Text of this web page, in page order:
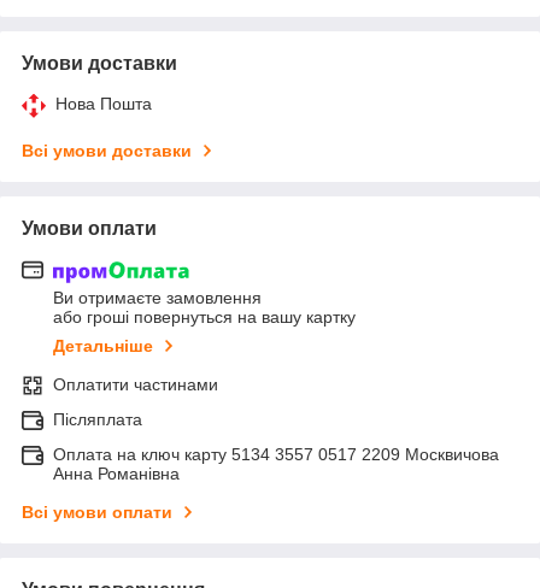
Умови доставки
Нова Пошта
Всі умови доставки
Умови оплати
Ви отримаєте замовлення
або гроші повернуться на вашу картку
Детальніше
Оплатити частинами
Післяплата
Оплата на ключ карту 5134 3557 0517 2209 Москвичова
Анна Романівна
Всі умови оплати